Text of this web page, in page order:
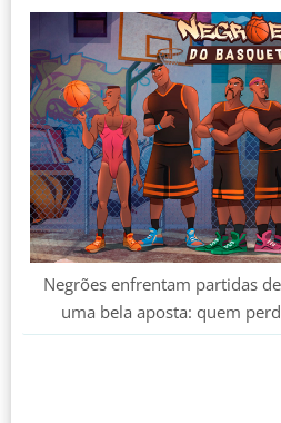
Negrões enfrentam partidas
uma bela aposta: quem